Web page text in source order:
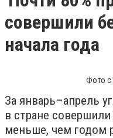
совершили
начала года
Фото с
За январь–апрель
в стране
меньше, чем годом